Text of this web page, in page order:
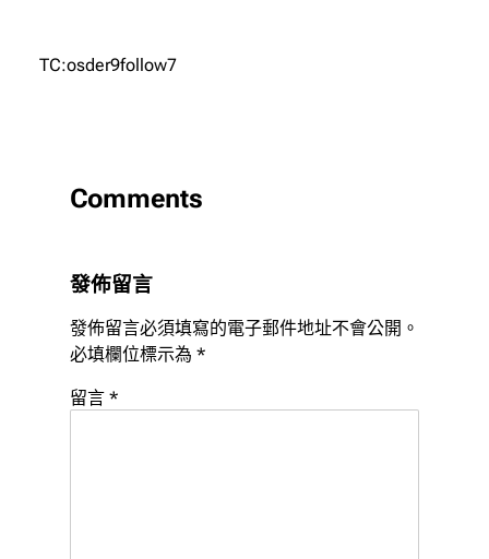
TC:osder9follow7
Comments
發佈留言
發佈留言必須填寫的電子郵件地址不會公開。
必填欄位標示為 *
留言 *